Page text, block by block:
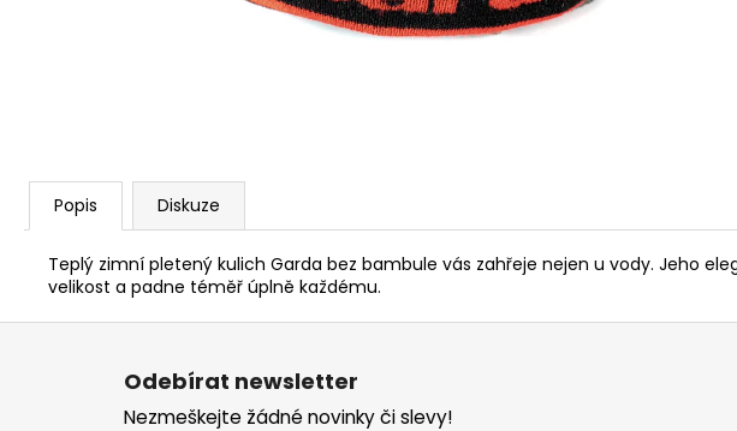
Popis Diskuze
Teplý zimní pletený kulich Garda bez bambule vás zahřeje nejen u vody. Jeho
velikost a padne téměř úplně každému.
Z
Odebírat newsletter
Nezmeškejte žádné novinky či slevy!